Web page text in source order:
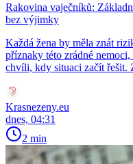
Rakovina vaječníků:
bez výjimky
Každá žena by měla znát
příznaky této zrádné
chvíli, kdy situaci začít řešit.
Krasnezeny.eu
dnes, 04:31
2 min